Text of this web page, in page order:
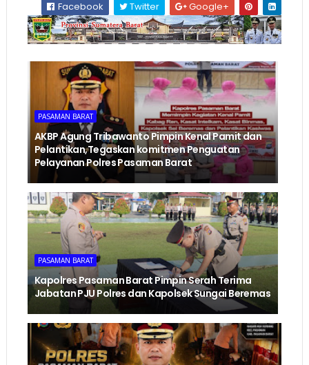
Facebook
Twitter Google+
PASAMAN BARAT
AKBP Agung Tribawanto Pimpin Kenal Pamit dan
Pelantikan,Tegaskan komitmen Penguatan
Pelayanan Polres Pasaman Barat
PASAMAN BARAT
Kapolres Pasaman Barat Pimpin Serah Terima
Jabatan PJU Polres dan Kapolsek Sungai Beremas